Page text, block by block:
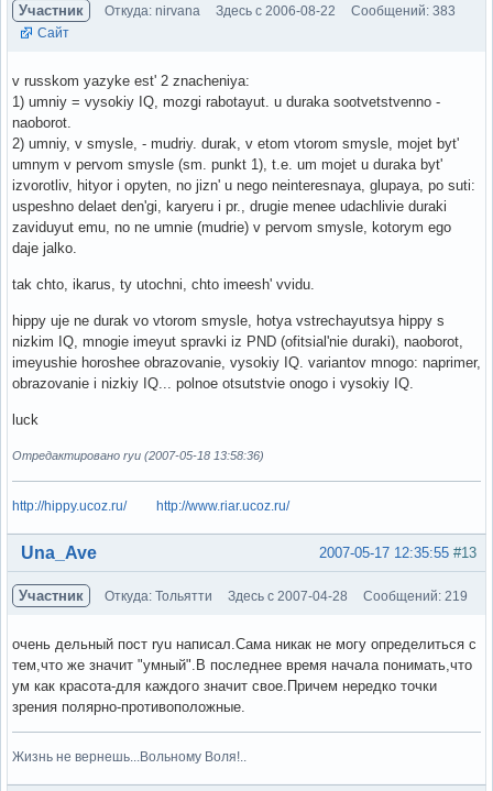
Участник Откуда: nirvana Здесь с 2006-08-22
Сообщений: 383
Сайт
v russkom yazyke est' 2 znacheniya:
1) umniy = vysokiy IQ, mozgi rabotayut. u duraka sootvetstvenno -
naoborot.
2) umniy, v smysle, - mudriy. durak, v etom vtorom smysle, mojet byt'
umnym v pervom smysle (sm. punkt 1), t.e. um mojet u duraka byt'
izvorotliv, hityor i opyten, no jizn' u nego neinteresnaya, glupaya, po suti:
uspeshno delaet den'gi, karyeru i pr., drugie menee udachlivie duraki
zaviduyut emu, no ne umnie (mudrie) v pervom smysle, kotorym ego
daje jalko.
tak chto, ikarus, ty utochni, chto imeesh' vvidu.
hippy uje ne durak vo vtorom smysle, hotya vstrechayutsya hippy s
nizkim IQ, mnogie imeyut spravki iz PND (ofitsial'nie duraki), naoborot,
imeyushie horoshee obrazovanie, vysokiy IQ. variantov mnogo: naprimer,
obrazovanie i nizkiy IQ... polnoe otsutstvie onogo i vysokiy IQ.
luck
Отредактировано ryu (2007-05-18 13:58:36)
http://hippy.ucoz.ru/ http://www.riar.ucoz.ru/
Вне форума #13
2007-05-17 12:35:55
Una_Ave
Участник Откуда: Тольятти Здесь с 2007-04-28 Сообщений: 219
очень дельный пост ryu написал.Сама никак не могу определиться с
тем,что же значит "умный".В последнее время начала понимать,что
ум как красота-для каждого значит свое.Причем нередко точки
зрения полярно-противоположные.
Жизнь не вернешь...Вольному Воля!..